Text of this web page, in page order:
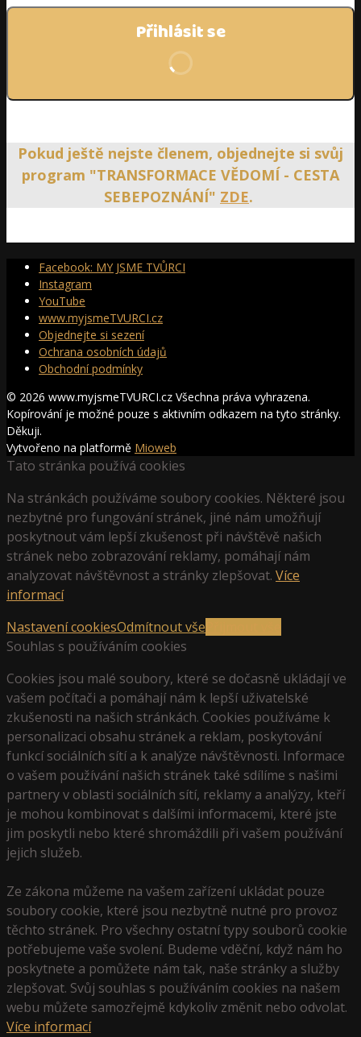
Přihlásit se
Pokud ještě nejste členem, objednejte si svůj
program "TRANSFORMACE VĚDOMÍ - CESTA
SEBEPOZNÁNÍ" ZDE.
Facebook: MY JSME TVŮRCI
Instagram
YouTube
www.myjsmeTVURCI.cz
Objednejte si sezení
Ochrana osobních údajů
Obchodní podmínky
© 2026 www.myjsmeTVURCI.cz Všechna práva vyhrazena.
Kopírování je možné pouze s aktivním odkazem na tyto stránky.
Děkuji.
Vytvořeno na platformě Mioweb
Tato stránka používá cookies
Na stránkách používáme soubory cookies. Některé jsou
nezbytné pro fungování stránek, jiné nám umožňují
poskytnout vám lepší zkušenost při návštěvě našich
stránek nebo zobrazování reklamy, pomáhají nám
analyzovat návštěvnost a stránky zlepšovat. Více
informací
Nastavení cookiesOdmítnout vše
Souhlas s používáním cookies
Cookies jsou malé soubory, které se dočasně ukládají ve
vašem počítači a pomáhají nám k lepší uživatelské
zkušenosti na našich stránkách. Cookies používáme k
personalizaci obsahu stránek a reklam, poskytování
funkcí sociálních sítí a k analýze návštěvnosti. Informace
o vašem používání našich stránek také sdílíme s našimi
partnery v oblasti sociálních sítí, reklamy a analýzy, kteří
je mohou kombinovat s dalšími informacemi, které jste
jim poskytli nebo které shromáždili při vašem používání
jejich služeb.
Ze zákona můžeme na vašem zařízení ukládat pouze
soubory cookie, které jsou nezbytně nutné pro provoz
těchto stránek. Pro všechny ostatní typy souborů cookie
potřebujeme vaše svolení. Budeme vděční, když nám ho
poskytnete a pomůžete nám tak, naše stránky a služby
zlepšovat. Svůj souhlas s používáním cookies na našem
webu můžete samozřejmě kdykoliv změnit nebo odvolat.
Více informací